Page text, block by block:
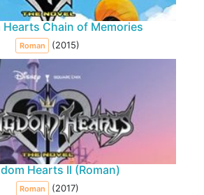
Chain of Memories
Roman (2015)
Hearts II (Roman)
Roman (2017)